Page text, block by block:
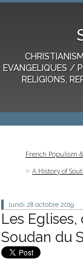
EVANGELIQUES /
RELIGIONS,
French Populism
A History of
lundi 28 octobre 2019
Les
Soudan du